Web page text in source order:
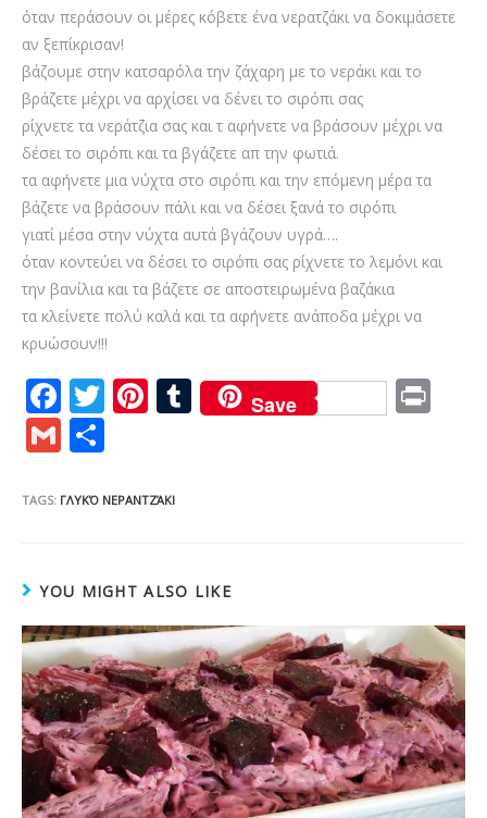
όταν περάσουν οι μέρες κόβετε ένα νερατζάκι να δοκιμάσετε
αν ξεπίκρισαν!
βάζουμε στην κατσαρόλα την ζάχαρη με το νεράκι και το
βράζετε μέχρι να αρχίσει να δένει το σιρόπι σας
ρίχνετε τα νεράτζια σας και τ αφήνετε να βράσουν μέχρι να
δέσει το σιρόπι και τα βγάζετε απ την φωτιά.
τα αφήνετε μια νύχτα στο σιρόπι και την επόμενη μέρα τα
βάζετε να βράσουν πάλι και να δέσει ξανά το σιρόπι
γιατί μέσα στην νύχτα αυτά βγάζουν υγρά….
όταν κοντεύει να δέσει το σιρόπι σας ρίχνετε το λεμόνι και
την βανίλια και τα βάζετε σε αποστειρωμένα βαζάκια
τα κλείνετε πολύ καλά και τα αφήνετε ανάποδα μέχρι να
κρυώσουν!!!
F
ac
e
b
k
T
er
Pi
e
T
u
Save
G
ai ar
TAGS: ΓΛΥΚΌ ΝΕΡΑΝΤΖΆΚΙ
YOU MIGHT ALSO LIKE